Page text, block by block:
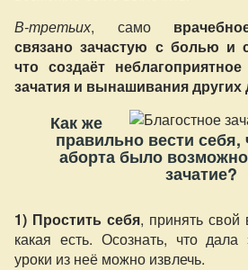
В-третьих, само
связано зачастую с болью и
что создаёт
зачатия и вынашивания других
Как же
правильно вести
аборта было
зачатие?
1) Простить себя, принять свой
какая есть. Осознать, что дала
уроки из неё можно извлечь.